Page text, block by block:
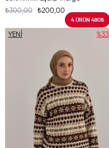
₺200,00
₺300,00
4 ÜRÜN 480₺
%33
YENI